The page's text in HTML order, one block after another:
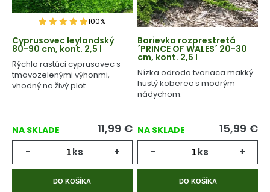
100%
Cyprusovec leylandský
80-90 cm, kont. 2,5 l
Rýchlo rastúci cyprusovec s
tmavozelenými výhonmi,
vhodný na živý plot.
NA SKLADE 11,99 €
- ks +
DO KOŠÍKA
Borievka rozprestretá
´PRINCE OF WALES´ 20-30
cm, kont. 2,5 l
Nízka odroda tvoriaca mäkký
hustý koberec s modrým
nádychom.
NA SKLADE 15,99 €
- ks +
DO KOŠÍKA